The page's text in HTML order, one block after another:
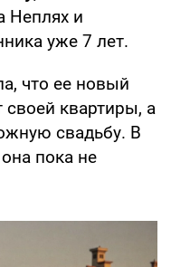
Неплях и
уже 7 лет.
что ее новый
квартиры, а
свадьбу. В
пока не